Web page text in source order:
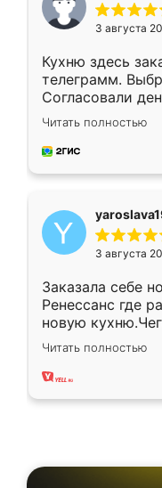
3 августа
Кухню здесь
телеграмм.
Согласовали
недели кухня
довольны
мебель за
Читать полностью
3 августа
Заказала себе
Ренессанс где
новую
вполне
два года,
Читать полностью